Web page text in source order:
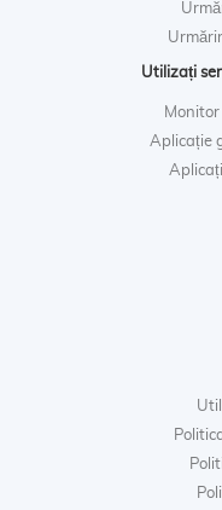
Utilizați
Aplicație